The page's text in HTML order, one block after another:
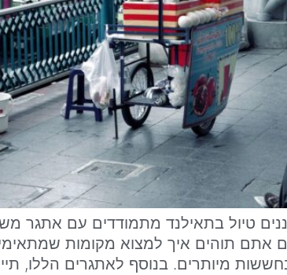
טיול בתאילנד מתמודדים עם אתגר
אתם תוהים איך למצוא מקומות
מיותרים. בנוסף לאתגרים הללו,